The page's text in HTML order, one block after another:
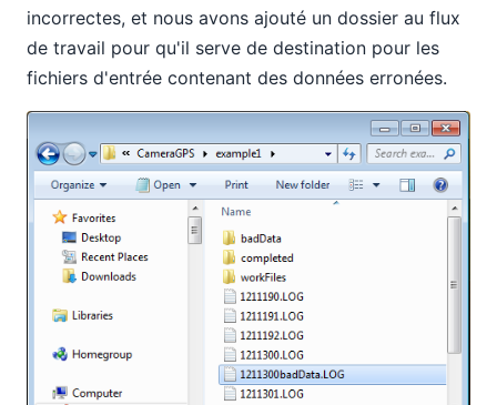
incorrectes, et nous avons ajouté un dossier au flux
de travail pour qu'il serve de destination pour les
fichiers d'entrée contenant des données erronées.